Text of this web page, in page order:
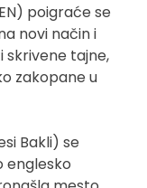
poigraće se
novi način i
skrivene tajne,
zakopane u
Bakli) se
englesko